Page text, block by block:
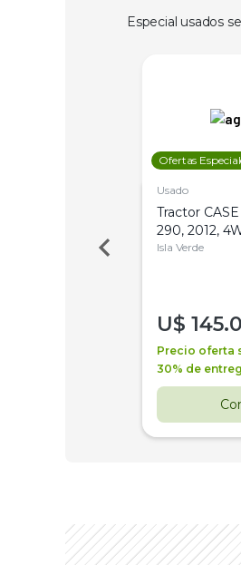
Especial usados
Ofertas
Usado
Tractor
290, 2012,
Isla Verde
U$
Precio oferta
30% de